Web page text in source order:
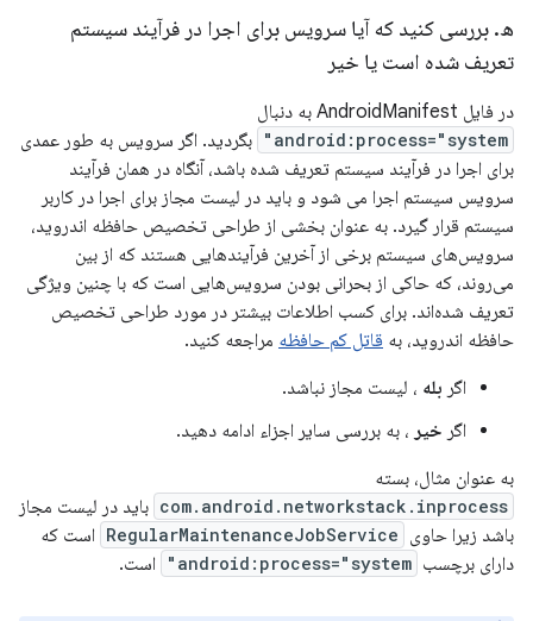
ه. بررسی کنید که آیا سرویس برای اجرا در فرآیند سیستم
تعریف شده است یا خیر
در فایل AndroidManifest به دنبال
android:process="system"
بگردید. اگر سرویس به طور عمدی
برای اجرا در فرآیند سیستم تعریف شده باشد، آنگاه در همان فرآیند
سرویس سیستم اجرا می شود و باید در لیست مجاز برای اجرا در کاربر
سیستم قرار گیرد. به عنوان بخشی از طراحی تخصیص حافظه اندروید،
سرویس‌های سیستم برخی از آخرین فرآیندهایی هستند که از بین
می‌روند، که حاکی از بحرانی بودن سرویس‌هایی است که با چنین ویژگی
تعریف شده‌اند. برای کسب اطلاعات بیشتر در مورد طراحی تخصیص
حافظه اندروید، به قاتل کم حافظه مراجعه کنید.
اگر بله ، لیست مجاز نباشد.
اگر خیر ، به بررسی سایر اجزاء ادامه دهید.
به عنوان مثال، بسته
com.android.networkstack.inprocess باید در لیست مجاز
باشد زیرا حاوی RegularMaintenanceJobService است که
دارای برچسب android:process="system" است.